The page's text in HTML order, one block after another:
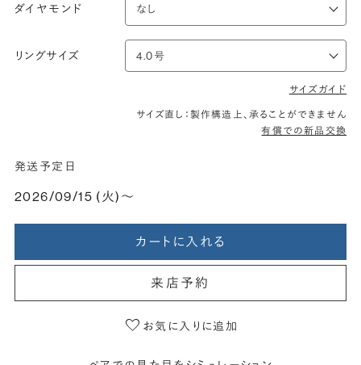
ダイヤモンド
リングサイズ
サイズガイド
サイズ直し：製作構造上、承ることができません
有償での新品交換
発送予定日
2026/09/15 (火)〜
カートに入れる
来店予約
お気に入りに追加